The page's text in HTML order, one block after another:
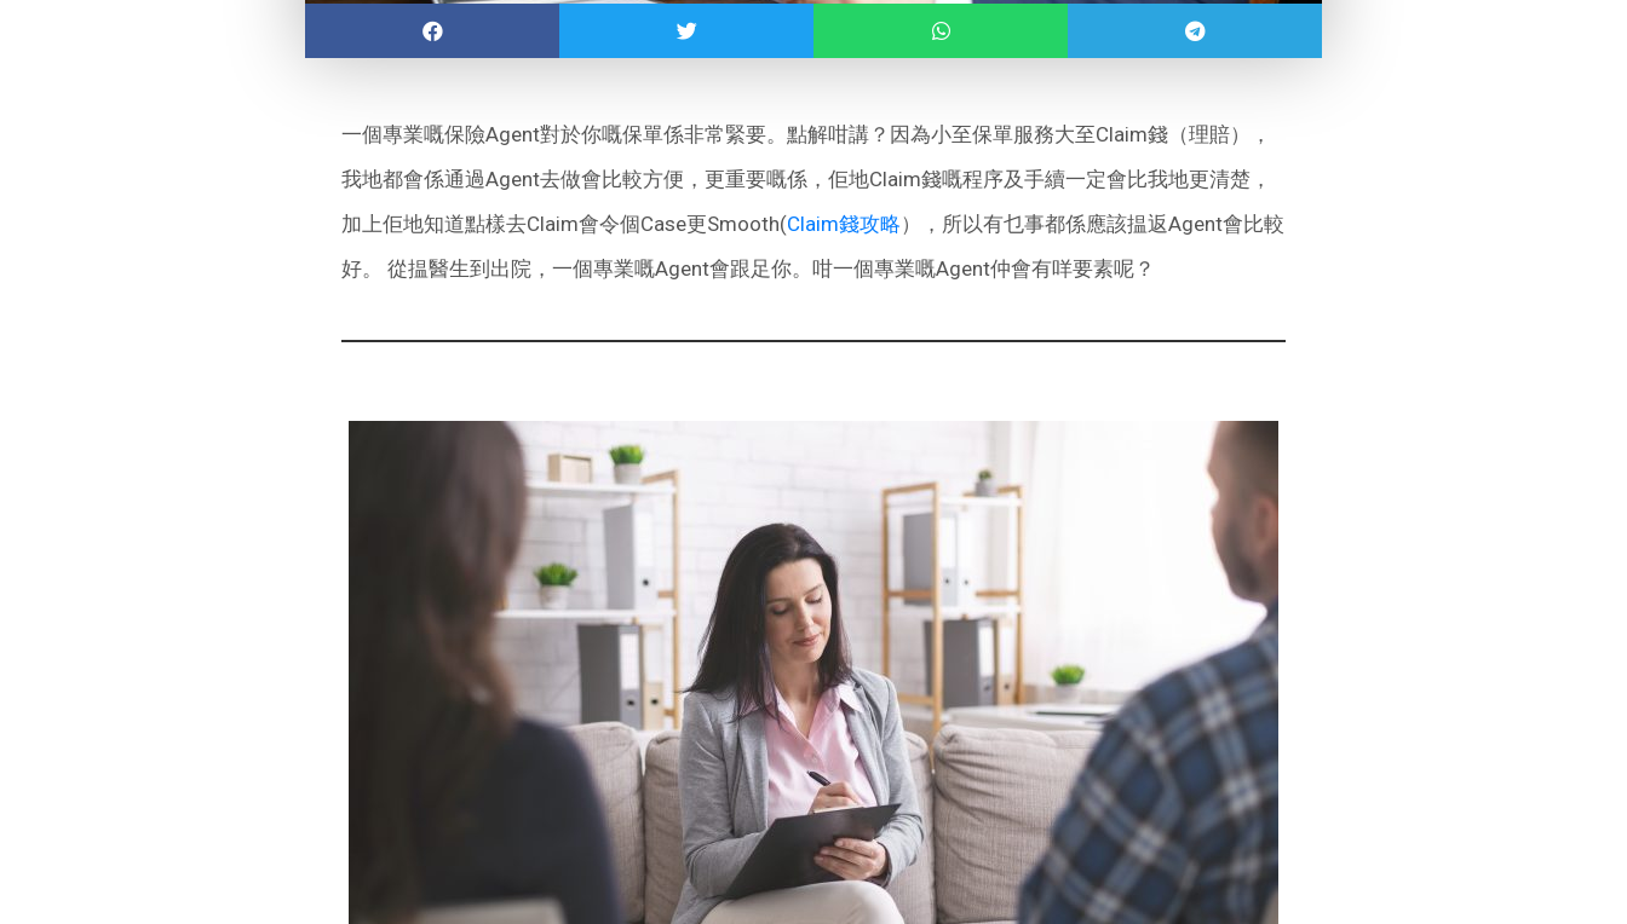
一個專業嘅保險Agent對於你嘅保單係非常緊要。點解咁講？因為小至保單服務大至Claim錢（理賠），
我地都會係通過Agent去做會比較方便，更重要嘅係，佢地Claim錢嘅程序及手續一定會比我地更清楚，
加上佢地知道點樣去Claim會令個Case更Smooth(Claim錢攻略），所以有乜事都係應該揾返Agent會比較
好。 從揾醫生到出院，一個專業嘅Agent會跟足你。咁一個專業嘅Agent仲會有咩要素呢？